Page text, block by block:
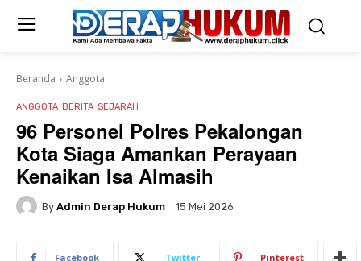
Beranda Anggota
ANGGOTA BERITA SEJARAH
96 Personel Polres Pekalongan
Kota Siaga Amankan Perayaan
Kenaikan Isa Almasih
By Admin Derap Hukum 15 Mei 2026
Facebook Twitter Pinterest